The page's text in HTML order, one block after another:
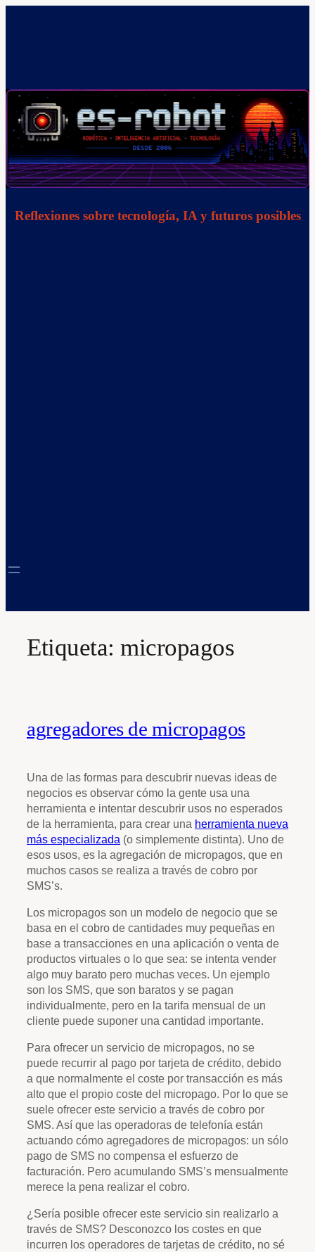
Reflexiones sobre tecnología, IA y futuros posibles
Etiqueta: micropagos
agregadores de micropagos
Una de las formas para descubrir nuevas ideas de
negocios es observar cómo la gente usa una
herramienta e intentar descubrir usos no esperados
de la herramienta, para crear una herramienta nueva
más especializada (o simplemente distinta). Uno de
esos usos, es la agregación de micropagos, que en
muchos casos se realiza a través de cobro por
SMS’s.
Los micropagos son un modelo de negocio que se
basa en el cobro de cantidades muy pequeñas en
base a transacciones en una aplicación o venta de
productos virtuales o lo que sea: se intenta vender
algo muy barato pero muchas veces. Un ejemplo
son los SMS, que son baratos y se pagan
individualmente, pero en la tarifa mensual de un
cliente puede suponer una cantidad importante.
Para ofrecer un servicio de micropagos, no se
puede recurrir al pago por tarjeta de crédito, debido
a que normalmente el coste por transacción es más
alto que el propio coste del micropago. Por lo que se
suele ofrecer este servicio a través de cobro por
SMS. Así que las operadoras de telefonía están
actuando cómo agregadores de micropagos: un sólo
pago de SMS no compensa el esfuerzo de
facturación. Pero acumulando SMS’s mensualmente
merece la pena realizar el cobro.
¿Sería posible ofrecer este servicio sin realizarlo a
través de SMS? Desconozco los costes en que
incurren los operadores de tarjetas de crédito, no sé